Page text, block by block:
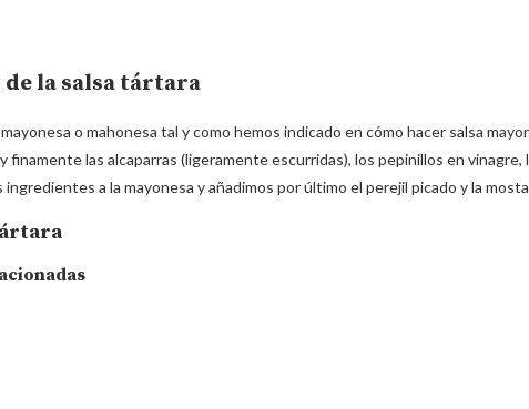
la salsa tártara
o mahonesa tal y como hemos indicado en cómo hacer salsa
finamente las alcaparras (ligeramente escurridas), los pepinillos en vinagre,
a la mayonesa y añadimos por último el perejil picado y la